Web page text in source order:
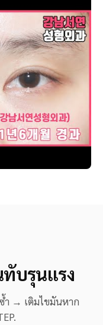
บรุนแรง
ำ → เติมไขมันหาก